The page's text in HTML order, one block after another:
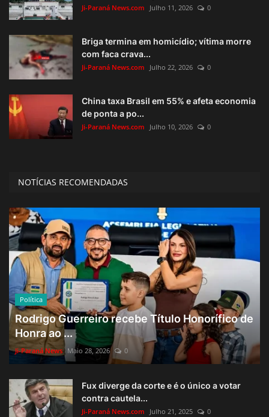
Ji-Paraná News.com Julho 11, 2026 0
Briga termina em homicídio; vítima morre
com faca crava...
Ji-Paraná News.com Julho 22, 2026 0
China taxa Brasil em 55% e afeta economia
de ponta a po...
Ji-Paraná News.com Julho 10, 2026 0
NOTÍCIAS RECOMENDADAS
Política
Rodrigo Guerreiro recebe Título Honorífico de
Honra ao ...
Ji-Paraná News Maio 28, 2026 0
Fux diverge da corte e é o único a votar
contra cautela...
Ji-Paraná News.com Julho 21, 2025 0